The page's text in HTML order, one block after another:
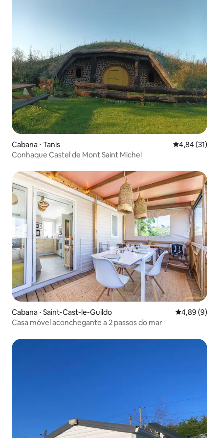
Cabana ⋅ Tanis 4,84 de uma
4,84 (31)
Conhaque Castel de Mont Saint Michel
Cabana ⋅ Saint-Cast-le-Guildo 4,89 de uma
4,89 (9)
Casa móvel aconchegante a 2 passos do mar